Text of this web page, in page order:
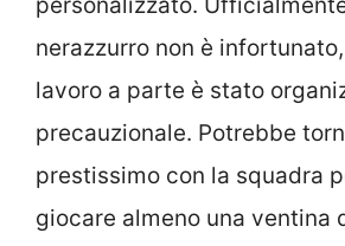
nerazzurro non è
lavoro a parte è stato
precauzionale. Potrebbe
prestissimo con la squadra
giocare almeno una ventina